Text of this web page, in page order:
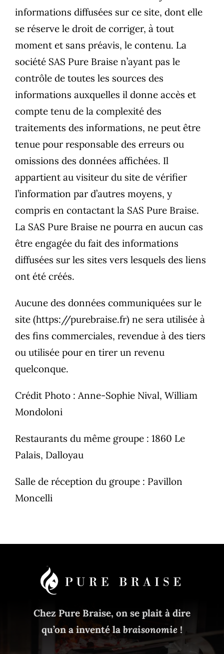
informations diffusées sur ce site, dont elle
se réserve le droit de corriger, à tout
moment et sans préavis, le contenu. La
société SAS Pure Braise n’ayant pas le
contrôle de toutes les sources des
informations auxquelles il donne accès et
compte tenu de la complexité des
traitements des informations, ne peut être
tenue pour responsable des erreurs ou
omissions des données affichées. Il
appartient au visiteur du site de vérifier
l’information par d’autres moyens, y
compris en contactant la SAS Pure Braise.
La SAS Pure Braise ne pourra en aucun cas
être engagée du fait des informations
diffusées sur les sites vers lesquels des liens
ont été créés.
Aucune des données communiquées sur le
site (https://purebraise.fr) ne sera utilisée à
des fins commerciales, revendue à des tiers
ou utilisée pour en tirer un revenu
quelconque.
Crédit Photo : Anne-Sophie Nival, William
Mondoloni
Restaurants du même groupe : 1860 Le
Palais, Dalloyau
Salle de réception du groupe : Pavillon
Moncelli
Chez Pure Braise, on se plait à dire
qu’on a inventé la braisonomie !